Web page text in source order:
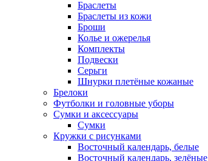
Браслеты
Браслеты из кожи
Броши
Колье и ожерелья
Комплекты
Подвески
Серьги
Шнурки плетёные кожаные
Брелоки
Футболки и головные уборы
Сумки и аксессуары
Сумки
Кружки с рисунками
Восточный календарь, белые
Восточный календарь, зелёные